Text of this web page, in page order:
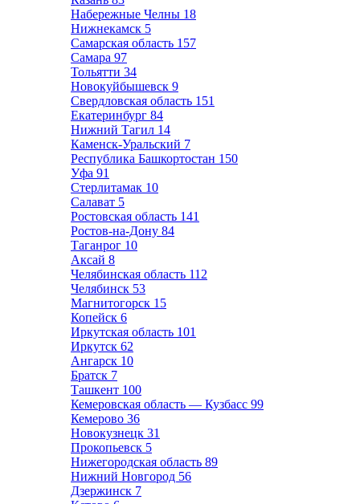
Набережные Челны 18
Нижнекамск 5
Самарская область 157
Самара 97
Тольятти 34
Новокуйбышевск 9
Свердловская область 151
Екатеринбург 84
Нижний Тагил 14
Каменск-Уральский 7
Республика Башкортостан 150
Уфа 91
Стерлитамак 10
Салават 5
Ростовская область 141
Ростов-на-Дону 84
Таганрог 10
Аксай 8
Челябинская область 112
Челябинск 53
Магнитогорск 15
Копейск 6
Иркутская область 101
Иркутск 62
Ангарск 10
Братск 7
Ташкент 100
Кемеровская область — Кузбасс 99
Кемерово 36
Новокузнецк 31
Прокопьевск 5
Нижегородская область 89
Нижний Новгород 56
Дзержинск 7